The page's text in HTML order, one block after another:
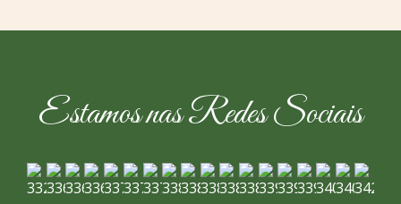
Estamos nas Redes Sociais